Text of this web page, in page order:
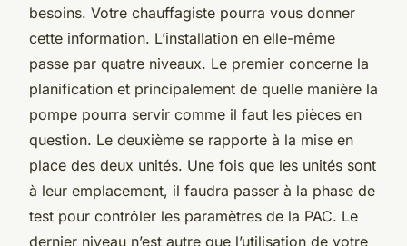
besoins. Votre chauffagiste pourra vous donner
cette information. L’installation en elle-même
passe par quatre niveaux. Le premier concerne la
planification et principalement de quelle manière la
pompe pourra servir comme il faut les pièces en
question. Le deuxième se rapporte à la mise en
place des deux unités. Une fois que les unités sont
à leur emplacement, il faudra passer à la phase de
test pour contrôler les paramètres de la PAC. Le
dernier niveau n’est autre que l’utilisation de votre